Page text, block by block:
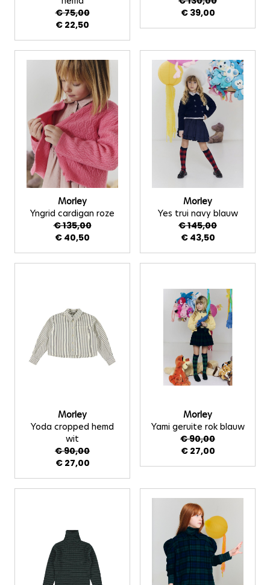
€ 75,00
€ 22,50
€ 39,00
Morley
Yngrid cardigan roze
€ 135,00
€ 40,50
Morley
Yes trui navy blauw
€ 145,00
€ 43,50
Morley
Yoda cropped hemd
wit
€ 90,00
€ 27,00
Morley
Yami geruite rok blauw
€ 90,00
€ 27,00